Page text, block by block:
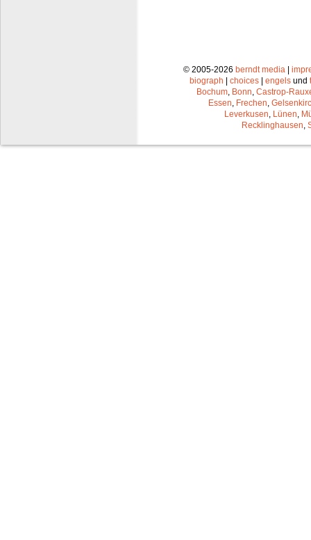
© 2005-2026 berndt media |
biograph | choices | engels und
Bochum Bonn Castrop-
Essen Frechen
Leverkusen Lünen
Recklinghausen